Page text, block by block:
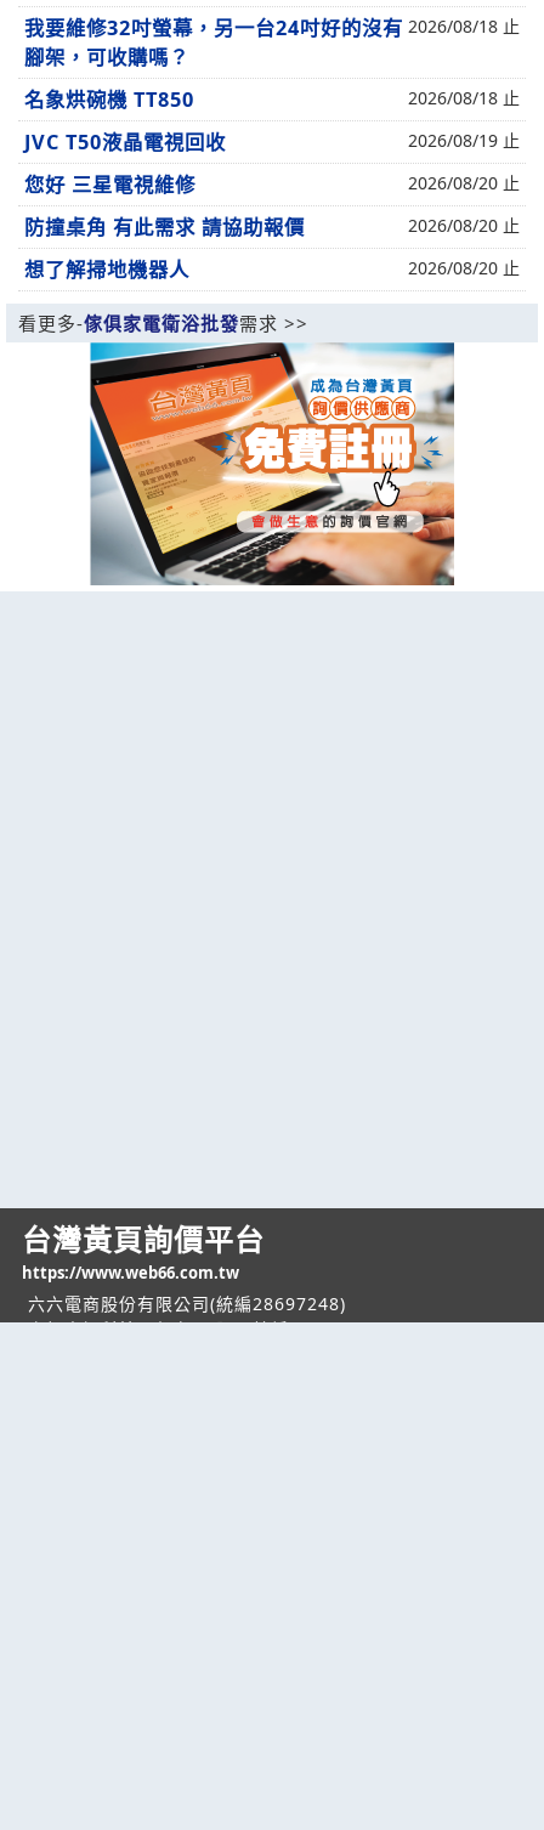
我要維修32吋螢幕，另一台24吋好的沒有
腳架，可收購嗎？
2026/08/18 止
名象烘碗機 TT850 2026/08/18 止
JVC T50液晶電視回收 2026/08/19 止
您好 三星電視維修 2026/08/20 止
防撞桌角 有此需求 請協助報價 2026/08/20 止
想了解掃地機器人 2026/08/20 止
看更多-傢俱家電衛浴批發需求 >>
台灣黃頁詢價平台
https://www.web66.com.tw
六六電商股份有限公司(統編28697248)
際標資訊科技股份有限公司(統編70398496)